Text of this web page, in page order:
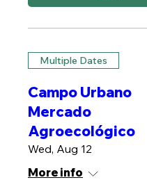
Multiple Dates
Campo Urbano
Mercado
Agroecológico
Wed, Aug 12
More info